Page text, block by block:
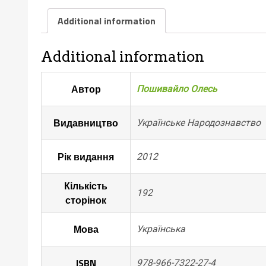
Additional information
Additional information
Автор Пошивайло Олесь
Видавництво Українське Народознавство
Рік видання 2012
Кількість
сторінок
192
Мова Українська
978-966-7322-27-4